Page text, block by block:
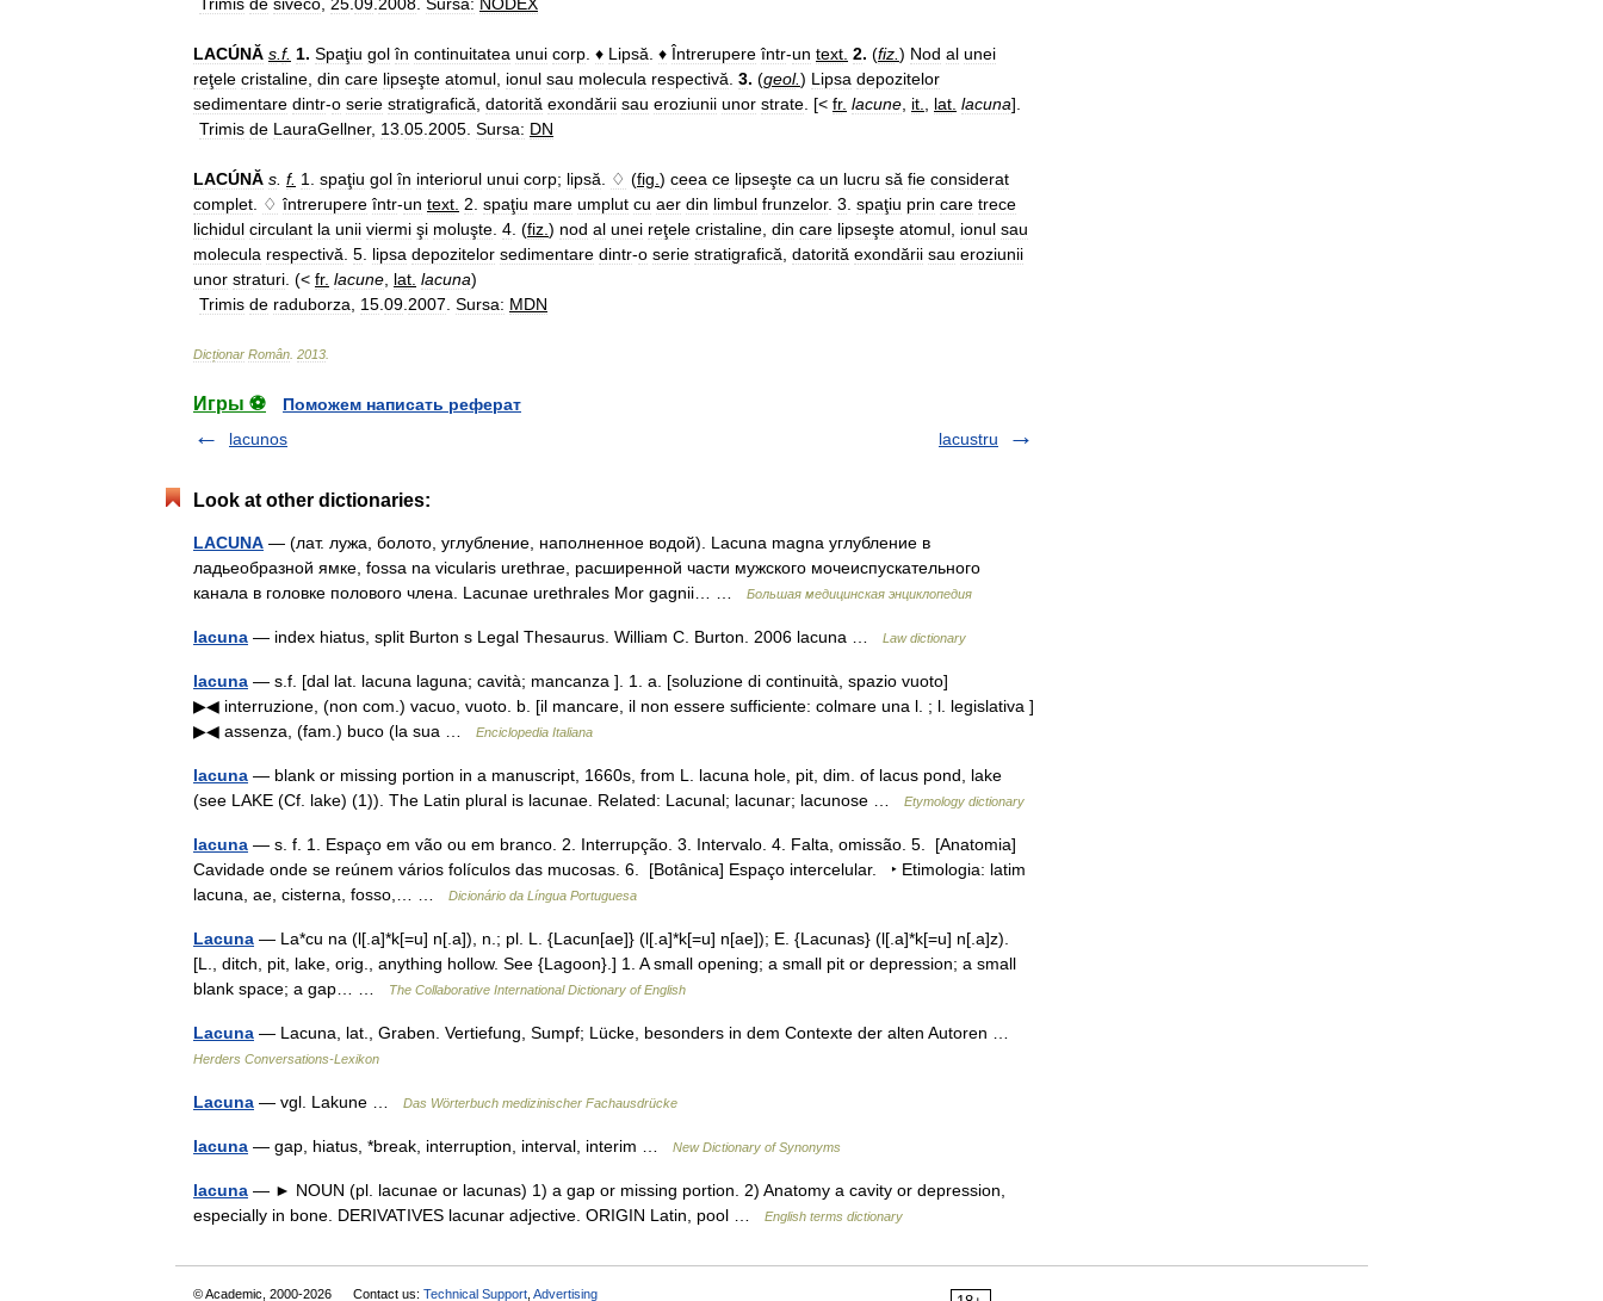
LACÚNĂ s f. 1. Spaţiu gol în continuitatea unui corp ♦ Lipsă ♦ Întrerupere într-un text 2. (fiz ) Nod al unei
reţele cristaline din care lipseşte atomul ionul sau molecula respectivă 3. (geol.) Lipsa depozitelor
sedimentare dintr-o serie stratigrafică datorită exondării sau eroziunii unor strate . [< fr. lacune it lat lacuna].
Trimis de LauraGellner, 13 05 2005 Sursa: DN
LACÚNĂ s f. 1 spaţiu gol în interiorul unui corp; lipsă ♢ (fig ) ceea ce lipseşte ca un lucru să fie considerat
complet
♢ întrerupere într-un text 2 spaţiu mare umplut cu aer din limbul frunzelor. 3 spaţiu prin care trece
lichidul circulant la unii viermi şi moluşte 4 . (fiz ) nod al unei reţele cristaline din care lipseşte atomul ionul sau
molecula respectivă 5 lipsa depozitelor sedimentare dintr-o serie stratigrafică datorită exondării sau eroziunii
unor straturi . (< fr. lacune lat lacuna)
Trimis de raduborza 15 09 2007 Sursa: MDN
Dicționar Român 2013
Игры ⚽
Поможем написать реферат
lacunos
lacustru
Look at other dictionaries:
LACUNA — (лат. лужа, болото, углубление, наполненное водой). Lacuna magna углубление в
ладьеобразной ямке, fossa na vicularis urethrae, расширенной части мужского мочеиспускательного
канала в головке полового члена. Lacunae urethrales Mor gagnii… …
Большая медицинская энциклопедия
lacuna — index hiatus, split Burton s Legal Thesaurus. William C. Burton. 2006 lacuna … Law dictionary
lacuna — s.f. [dal lat. lacuna laguna; cavità; mancanza ]. 1. a. [soluzione di continuità, spazio vuoto]
▶◀ interruzione, (non com.) vacuo, vuoto. b. [il mancare, il non essere sufficiente: colmare una l. ; l. legislativa ]
▶◀ assenza, (fam.) buco (la sua …
Enciclopedia Italiana
lacuna — blank or missing portion in a manuscript, 1660s, from L. lacuna hole, pit, dim. of lacus pond, lake
(see LAKE (Cf. lake) (1)). The Latin plural is lacunae. Related: Lacunal; lacunar; lacunose …
Etymology dictionary
lacuna — s. f. 1. Espaço em vão ou em branco. 2. Interrupção. 3. Intervalo. 4. Falta, omissão. 5. [Anatomia]
Cavidade onde se reúnem vários folículos das mucosas. 6. [Botânica] Espaço intercelular. ‣ Etimologia: latim
lacuna, ae, cisterna, fosso,… …
Dicionário da Língua Portuguesa
Lacuna — La*cu na (l[.a]*k[=u] n[.a]), n.; pl. L. {Lacun[ae]} (l[.a]*k[=u] n[ae]); E. {Lacunas} (l[.a]*k[=u] n[.a]z).
[L., ditch, pit, lake, orig., anything hollow. See {Lagoon}.] 1. A small opening; a small pit or depression; a small
blank space; a gap… …
The Collaborative International Dictionary of English
Lacuna — Lacuna, lat., Graben. Vertiefung, Sumpf; Lücke, besonders in dem Contexte der alten Autoren …
Herders Conversations-Lexikon
Lacuna — vgl. Lakune … Das Wörterbuch medizinischer Fachausdrücke
lacuna — gap, hiatus, *break, interruption, interval, interim … New Dictionary of Synonyms
lacuna — ► NOUN (pl. lacunae or lacunas) 1) a gap or missing portion. 2) Anatomy a cavity or depression,
especially in bone. DERIVATIVES lacunar adjective. ORIGIN Latin, pool …
English terms dictionary
© Academic, 2000-2026 Contact us: Technical Support Advertising